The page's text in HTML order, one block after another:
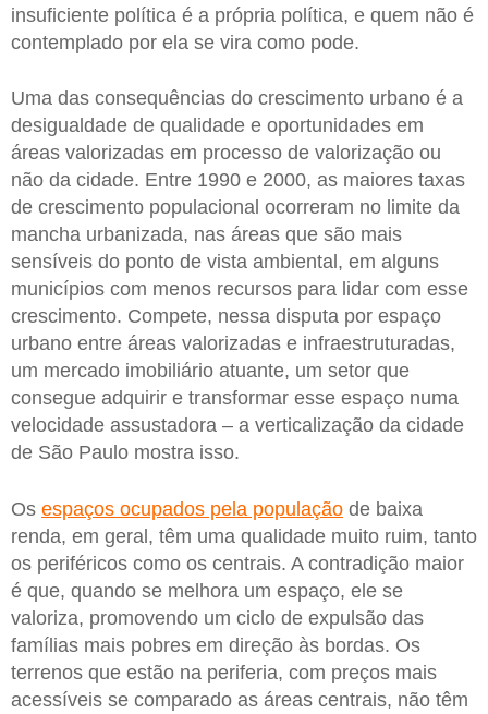
insuficiente política é a própria política, e quem não é
contemplado por ela se vira como pode.
Uma das consequências do crescimento urbano é a
desigualdade de qualidade e oportunidades em
áreas valorizadas em processo de valorização ou
não da cidade. Entre 1990 e 2000, as maiores taxas
de crescimento populacional ocorreram no limite da
mancha urbanizada, nas áreas que são mais
sensíveis do ponto de vista ambiental, em alguns
municípios com menos recursos para lidar com esse
crescimento. Compete, nessa disputa por espaço
urbano entre áreas valorizadas e infraestruturadas,
um mercado imobiliário atuante, um setor que
consegue adquirir e transformar esse espaço numa
velocidade assustadora – a verticalização da cidade
de São Paulo mostra isso.
Os espaços ocupados pela população de baixa
renda, em geral, têm uma qualidade muito ruim, tanto
os periféricos como os centrais. A contradição maior
é que, quando se melhora um espaço, ele se
valoriza, promovendo um ciclo de expulsão das
famílias mais pobres em direção às bordas. Os
terrenos que estão na periferia, com preços mais
acessíveis se comparado as áreas centrais, não têm